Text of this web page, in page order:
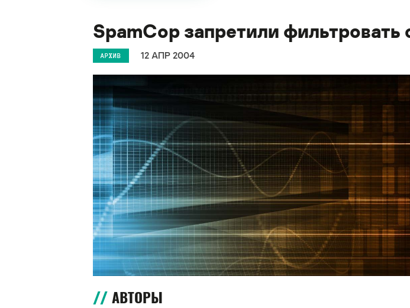
SpamCop запретили
АРХИВ 12 АПР 2004
АВТОРЫ